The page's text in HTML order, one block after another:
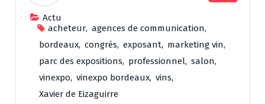
Actu
acheteur, agences de communication,
bordeaux, congrés, exposant, marketing vin,
parc des expositions, professionnel, salon,
vinexpo, vinexpo bordeaux, vins,
Xavier de Eizaguirre